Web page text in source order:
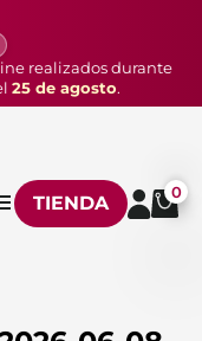
realizados durante
25 de agosto.
TIENDA 0